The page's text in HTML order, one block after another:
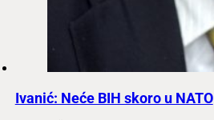
Ivanić: Neće BIH skoro u NATO